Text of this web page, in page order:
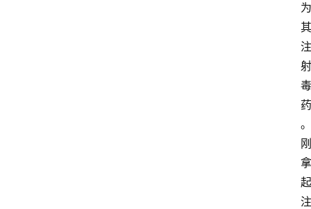
为
其
注
射
毒
药
。
刚
拿
起
注